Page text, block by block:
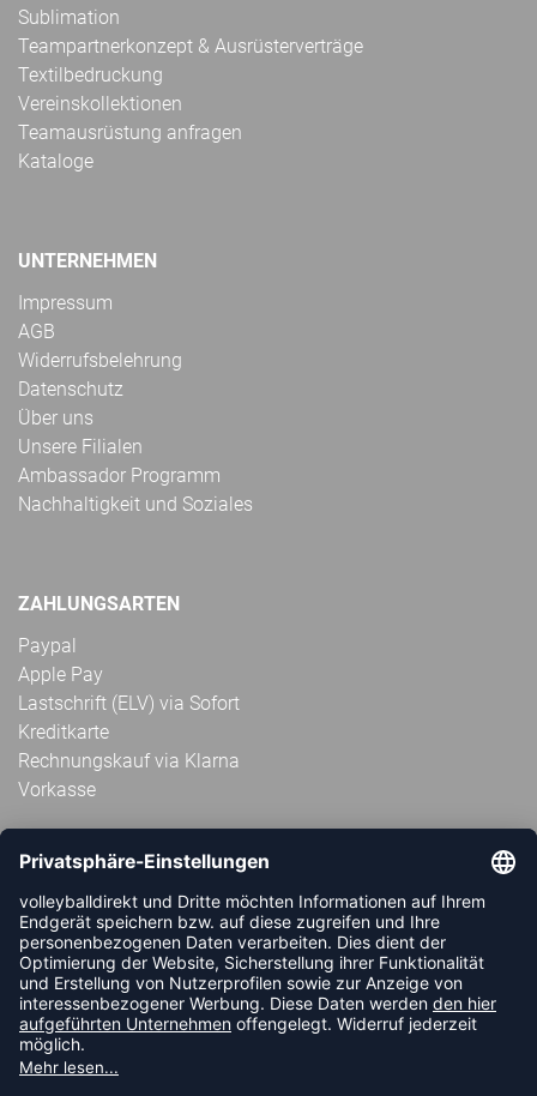
Sublimation
Teampartnerkonzept & Ausrüsterverträge
Textilbedruckung
Vereinskollektionen
Teamausrüstung anfragen
Kataloge
UNTERNEHMEN
Impressum
AGB
Widerrufsbelehrung
Datenschutz
Über uns
Unsere Filialen
Ambassador Programm
Nachhaltigkeit und Soziales
ZAHLUNGSARTEN
Paypal
Apple Pay
Lastschrift (ELV) via Sofort
Kreditkarte
Rechnungskauf via Klarna
Vorkasse
ABONNIERE JETZT DEN KOSTENLOSEN
VOLLEYBALLDIREKT-NEWSLETTER UND VERPASSE KEINE
NEUIGKEIT ODER AKTION MEHR.
JETZT ANMELDEN